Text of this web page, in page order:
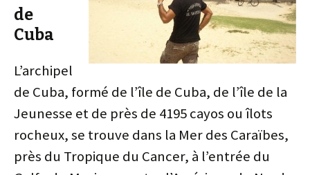
de
Cuba
L’archipel
de Cuba, formé de l’île de Cuba, de l’île de la
Jeunesse et de près de 4195 cayos ou îlots
rocheux, se trouve dans la Mer des Caraïbes,
près du Tropique du Cancer, à l’entrée du